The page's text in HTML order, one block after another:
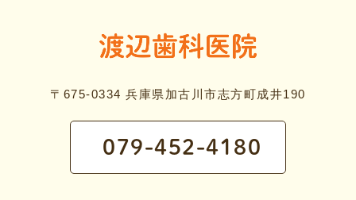
〒675-0334 兵庫県加古川市志方町成井190
079-452-4180